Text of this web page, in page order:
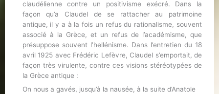
claudélienne contre un positivisme exécré. Dans la
façon qu’a Claudel de se rattacher au patrimoine
antique, il y a à la fois un refus du rationalisme, souvent
associé à la Grèce, et un refus de l’académisme, que
présuppose souvent l’hellénisme. Dans l’entretien du 18
avril 1925 avec Frédéric Lefèvre, Claudel s’emportait, de
façon très virulente, contre ces visions stéréotypées de
la Grèce antique :
On nous a gavés, jusqu’à la nausée, à la suite d’Anatole